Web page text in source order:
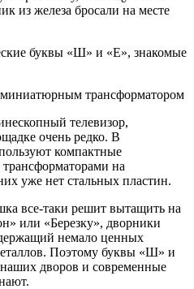
из железа бросали на месте
трансформатором
телевизор,
очень редко. В
компактные
на
уже нет стальных пластин.
все-таки решит вытащить на
или «Березку», дворники
немало ценных
Поэтому буквы «Ш» и
наших дворов и современные